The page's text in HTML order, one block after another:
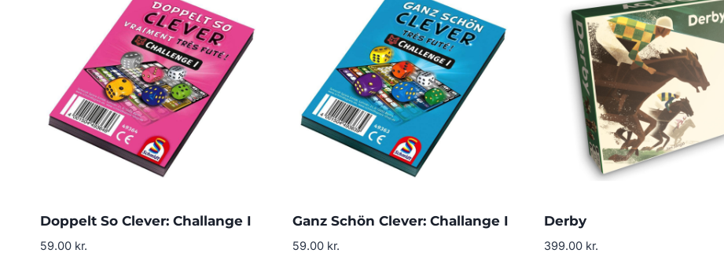
Doppelt So Clever: Challange I
59.00 kr.
Ganz Schön Clever: Challange I
59.00 kr.
Derby
399.00 kr.